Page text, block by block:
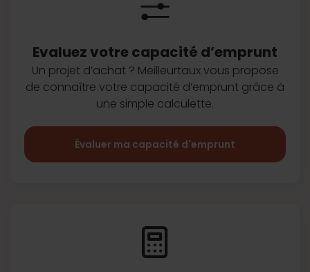
Evaluez votre capacité d’emprunt
Un projet d’achat ? Meilleurtaux vous propose
de connaître votre capacité d’emprunt grâce à
une simple calculette.
Évaluer ma capacité d'emprunt